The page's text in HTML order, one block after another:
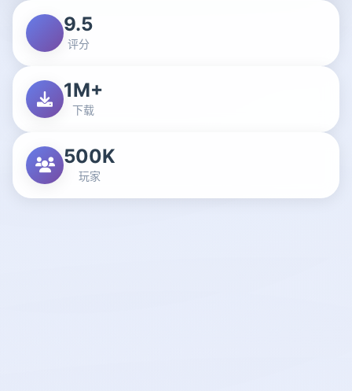
9.5
评分
1M+
下载
500K
玩家